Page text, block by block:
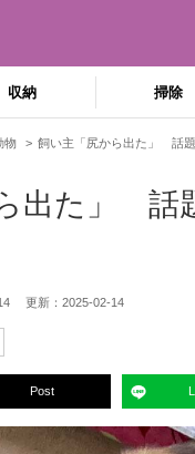
収納 掃除
物 飼い主「尻から出た」 話
出た」 話
更新： 2025-02-14
Post